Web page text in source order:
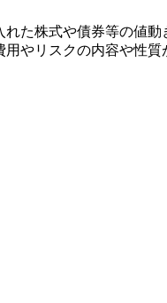
た株式や債券等の値
やリスクの内容や性